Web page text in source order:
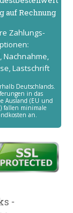
auf Rechnung
Zahlungs­
Nachnahme,
Lastschrift
Deutschlands.
in das
Ausland (EU und
fallen minimale
an.
-